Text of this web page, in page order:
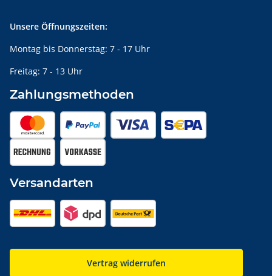
Unsere Öffnungszeiten:
Montag bis Donnerstag: 7 - 17 Uhr
Freitag: 7 - 13 Uhr
Zahlungsmethoden
Versandarten
Vertrag widerrufen